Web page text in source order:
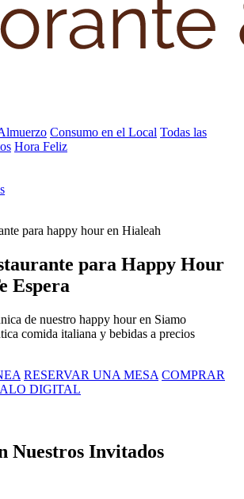
Consumo en el Local Todas las
Hora Feliz
para happy hour en Hialeah
para Happy Hour
Espera
de nuestro happy hour en Siamo
comida italiana y bebidas a precios
RESERVAR UNA MESA COMPRAR
DIGITAL
Nuestros Invitados